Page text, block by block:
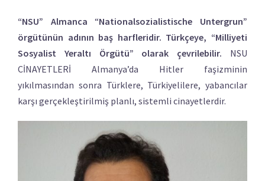
“NSU” Almanca “Nationalsozialistische Untergrun”
örgütünün adının baş harfleridir. Türkçeye, “Milliyeti
Sosyalist Yeraltı Örgütü” olarak çevrilebilir. NSU
CİNAYETLERİ Almanya’da Hitler faşizminin
yıkılmasından sonra Türklere, Türkiyelilere, yabancılar
karşı gerçekleştirilmiş planlı, sistemli cinayetlerdir.